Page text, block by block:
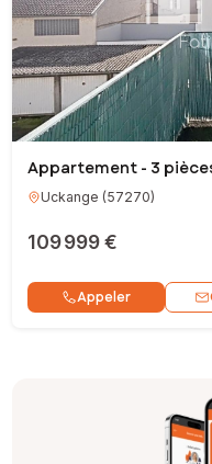
Appartement - 3
Uckange (57270)
109 999 €
Appeler